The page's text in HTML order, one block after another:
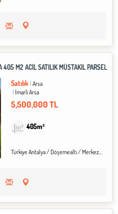
405 M2 ACİL SATILIK MÜSTAKİL PARSEL
Satılık Arsa
İmarli Arsa
5,500,000 TL
405m²
Türkiye Antalya / Döşemealtı/ Merkez